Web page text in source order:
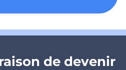
de devenir